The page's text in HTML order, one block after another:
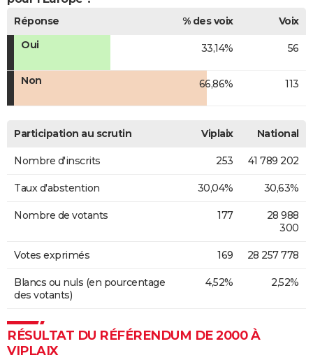
Réponse % des voix
Voix
Oui
33,14% 56
Non 66,86% 113
Participation au scrutin Viplaix National
Nombre d'inscrits 253 41 789 202
Taux d'abstention 30,04% 30,63%
Nombre de votants 177
28 988
300
Votes exprimés 169 28 257 778
Blancs ou nuls (en pourcentage
des votants)
4,52% 2,52%
RÉSULTAT DU RÉFÉRENDUM DE 2000 À
VIPLAIX